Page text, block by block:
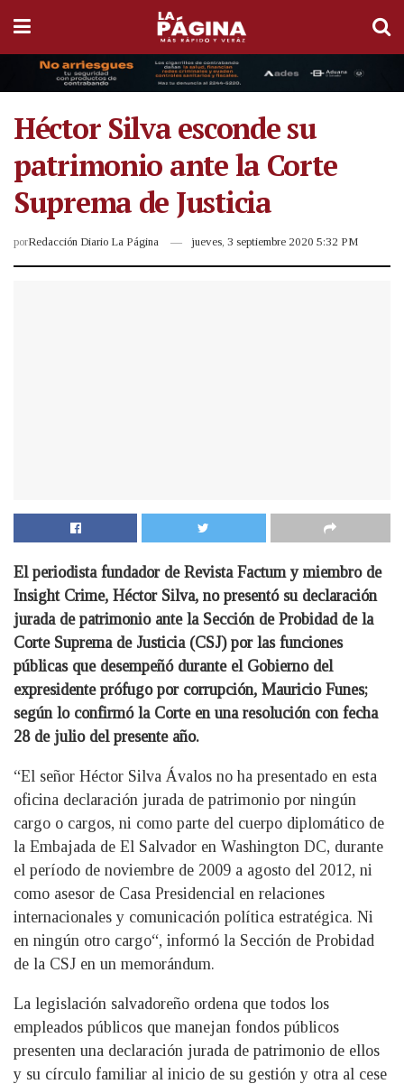
Héctor Silva esconde su
patrimonio ante la Corte
Suprema de Justicia
porRedacción Diario La Página jueves, 3 septiembre 2020 5:32 PM
El periodista fundador de Revista Factum y miembro de
Insight Crime, Héctor Silva, no presentó su declaración
jurada de patrimonio ante la Sección de Probidad de la
Corte Suprema de Justicia (CSJ) por las funciones
públicas que desempeñó durante el Gobierno del
expresidente prófugo por corrupción, Mauricio Funes;
según lo confirmó la Corte en una resolución con fecha
28 de julio del presente año.
“El señor Héctor Silva Ávalos no ha presentado en esta
oficina declaración jurada de patrimonio por ningún
cargo o cargos, ni como parte del cuerpo diplomático de
la Embajada de El Salvador en Washington DC, durante
el período de noviembre de 2009 a agosto del 2012, ni
como asesor de Casa Presidencial en relaciones
internacionales y comunicación política estratégica. Ni
en ningún otro cargo“, informó la Sección de Probidad
de la CSJ en un memorándum.
La legislación salvadoreño ordena que todos los
empleados públicos que manejan fondos públicos
presenten una declaración jurada de patrimonio de ellos
y su círculo familiar al inicio de su gestión y otra al cese